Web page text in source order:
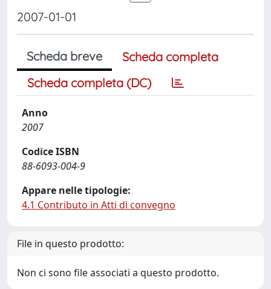
2007-01-01
Scheda breve
Scheda completa
Scheda completa (DC)
Anno
2007
Codice ISBN
88-6093-004-9
Appare nelle tipologie:
4.1 Contributo in Atti di convegno
File in questo prodotto:
Non ci sono file associati a questo prodotto.